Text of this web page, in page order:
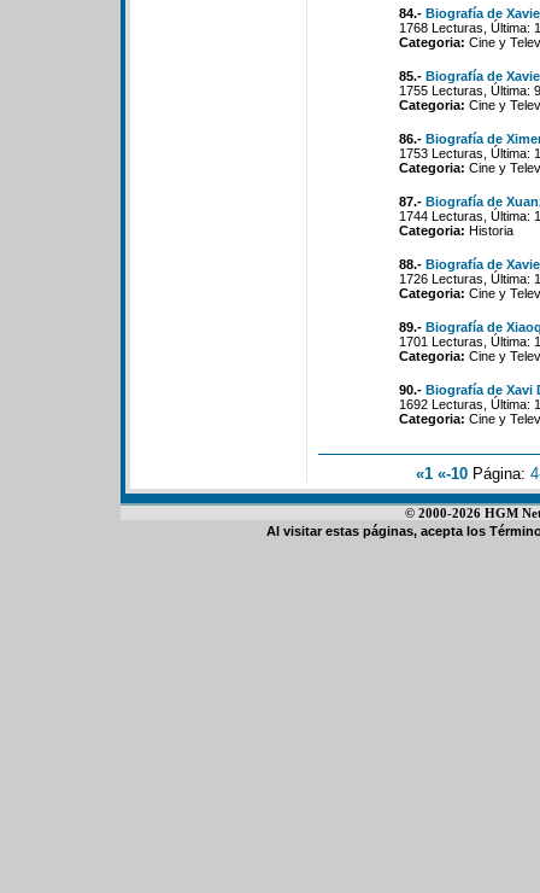
84.- Biografía de
1768 Lecturas, Última:
Categoria: Cine y
85.- Biografía de
1755 Lecturas, Última:
Categoria: Cine y
86.- Biografía de
1753 Lecturas, Última:
Categoria: Cine y
87.- Biografía de
1744 Lecturas, Última:
Categoria: Historia
88.- Biografía de
1726 Lecturas, Última:
Categoria: Cine y
89.- Biografía de
1701 Lecturas, Última:
Categoria: Cine y
90.- Biografía de Xavi
1692 Lecturas, Última:
Categoria: Cine y
«1 «-10 Página: 4
© 2000-2026 HGM
Al visitar estas páginas, acepta los